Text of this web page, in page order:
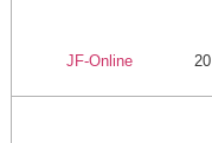
JF-Online 20